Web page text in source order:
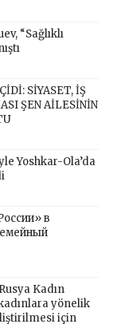
“Sağlıklı
SİYASET, İŞ
ŞEN AİLESİNİN
Yoshkar-Ola’da
в
Kadın
yönelik
için